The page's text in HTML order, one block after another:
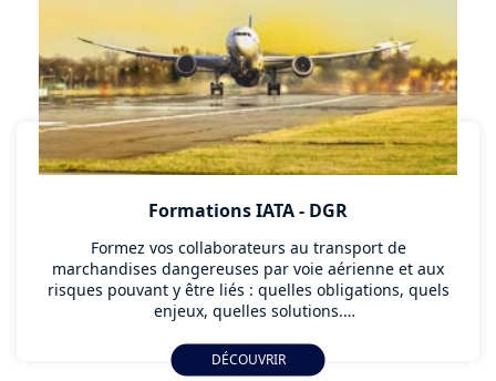
Formations IATA - DGR
Formez vos collaborateurs au transport de
marchandises dangereuses par voie aérienne et aux
risques pouvant y être liés : quelles obligations, quels
enjeux, quelles solutions.
Nos formations IATA DGR répondent aux
problématiques relatives au transport de matières
DÉCOUVRIR